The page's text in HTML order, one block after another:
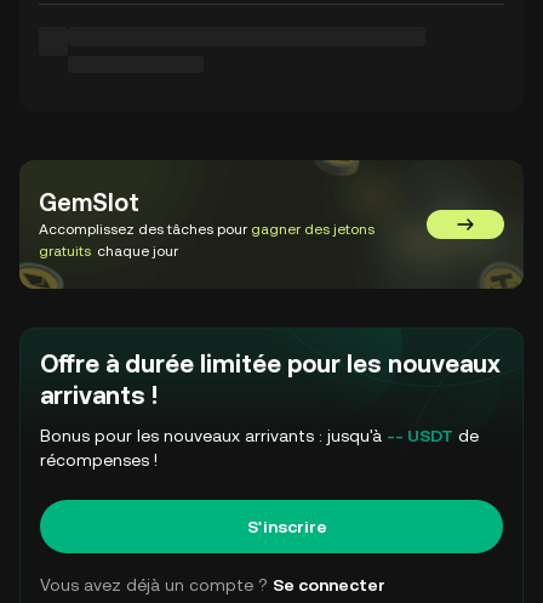
GemSlot
Accomplissez des tâches pour gagner des jetons
gratuits chaque jour
Aller sur
Offre à durée limitée pour les nouveaux
arrivants !
Bonus pour les nouveaux arrivants : jusqu'à -- USDT de
récompenses !
S'inscrire
Vous avez déjà un compte ? Se connecter